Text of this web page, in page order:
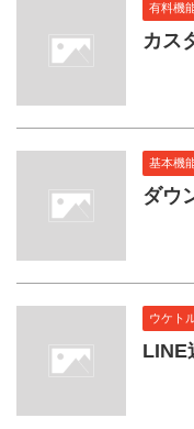
有料機
カス
基本機
ダウ
ウケト
LINE